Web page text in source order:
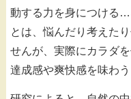
動する力を身につける…
とは、悩んだり考えた
せんが、実際にカラダ
達成感や爽快感を味わ